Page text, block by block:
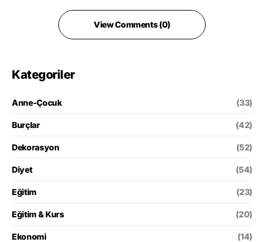
View Comments (0)
Kategoriler
Anne-Çocuk (33)
Burçlar (42)
Dekorasyon (52)
Diyet (54)
Eğitim (23)
Eğitim & Kurs (20)
Ekonomi (14)